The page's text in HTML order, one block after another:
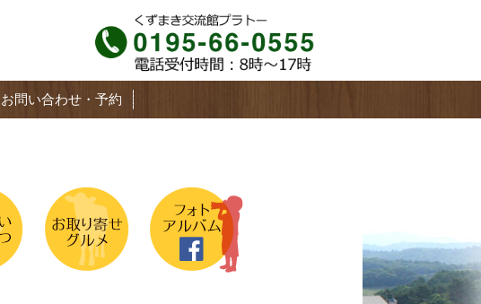
お問い合わせ・予約